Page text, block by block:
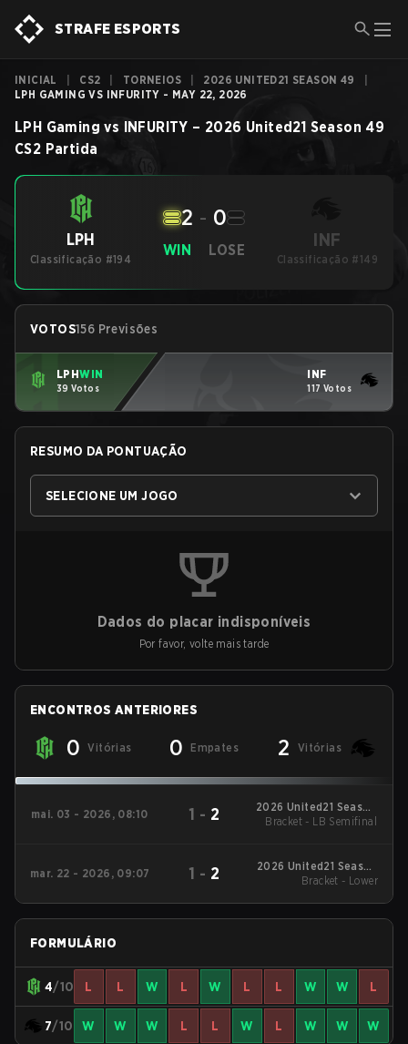
STRAFE ESPORTS
INICIAL CS2 TORNEIOS 2026 UNITED21 SEASON 49
LPH GAMING VS INFURITY - MAY 22, 2026
LPH Gaming vs INFURITY – 2026 United21 Season 49
CS2 Partida
LPH
Classificação #194
WIN
2 - 0
LOSE INF
Classificação #149
VOTOS156 Previsões
LPHWIN
39 Votos
INF
117 Votos
RESUMO DA PONTUAÇÃO
SELECIONE UM JOGO
Dados do placar indisponíveis
Por favor, volte mais tarde
ENCONTROS ANTERIORES
0 Vitórias 0 Empates 2 Vitórias
mai. 03 - 2026, 08:10 1 - 2
2026 United21 Season
48
Bracket - LB Semifinal
mar. 22 - 2026, 09:07 1 - 2
2026 United21 Season
46
Bracket - Lower
FORMULÁRIO
4/10 L L W L W L L W W L
7/10 W W W L L W L W W W